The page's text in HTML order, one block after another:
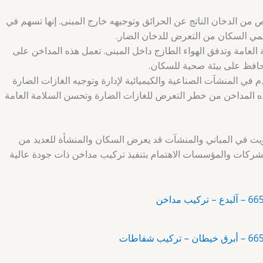
من الدخان الناتج عن الحرائق وتوجيهه خارج المبنى. إنها تسهم في
السكان من التعرض للدخان الضار.
العامة وتدفق الهواء الطازج داخل المبنى. تعمل هذه المداخن على
على بيئة صحية للسكان.
في المنشآت الصناعية والكيميائية لإدارة وتوجيه الغازات الضارة
المداخن من خطر التعرض للغازات الضارة وتحسن السلامة العامة
في المباني والمنشآت قد يعرض السكان والمنشأة للعديد من
والمؤسسات الاهتمام بتنفيذ تركيب مداخن ذات جودة عالية